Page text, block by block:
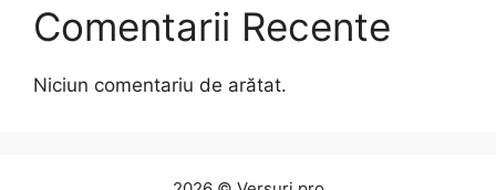
Comentarii Recente
Niciun comentariu de arătat.